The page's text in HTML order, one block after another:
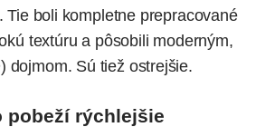
Tie boli kompletne prepracované
textúru a pôsobili moderným,
dojmom. Sú tiež ostrejšie.
pobeží rýchlejšie